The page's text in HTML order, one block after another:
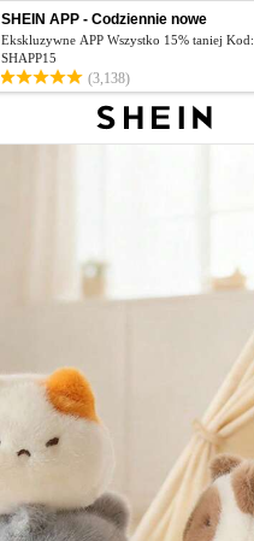
SHEIN APP - Codziennie nowe
Ekskluzywne APP Wszystko 15% taniej Kod:
SHAPP15
(3,138)